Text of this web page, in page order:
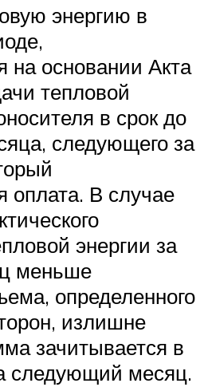
энергию в
на основании Акта
тепловой
в срок до
следующего за
оплата. В случае
энергии за
меньше
определенного
излишне
зачитывается в
следующий месяц.